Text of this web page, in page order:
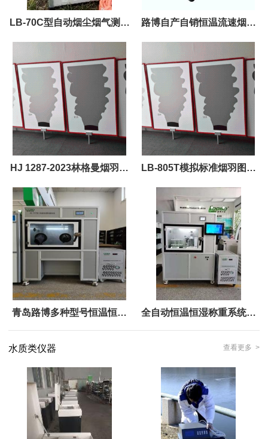
LB-70C型自动烟尘烟气测试
仪 现货发售
路博自产自销恒温流速烟气
综合测试仪LB-70D
HJ 1287-2023林格曼烟羽图
LB-805T模拟标准烟羽图板
LB-805T模拟标准烟羽图板
青岛路博多种型号恒温恒湿 全自动恒温恒湿称重系统符
水质类仪器
查看更多 >